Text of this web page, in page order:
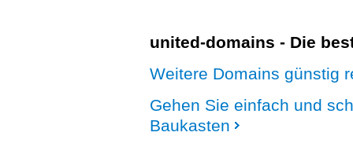
united-domains - Die
Weitere Domains günstig
Gehen Sie einfach und
Baukasten